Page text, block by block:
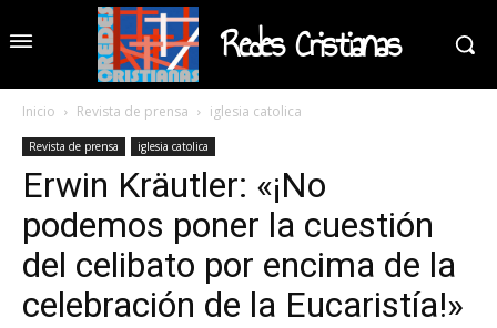
Redes Cristianas
Inicio Revista de prensa iglesia catolica
Revista de prensa iglesia catolica
Erwin Kräutler: «¡No
podemos poner la cuestión
del celibato por encima de la
celebración de la Eucaristía!»